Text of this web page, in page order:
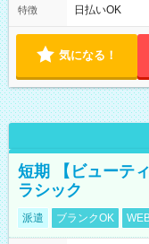
フト！ 残業ほ
特徴 日払いOK
気になる！
短期 【ビューテ
ラシック
派遣 ブランクOK